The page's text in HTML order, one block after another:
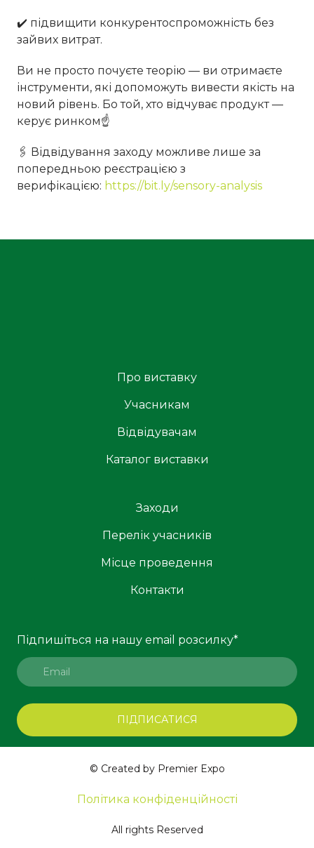
✔️ підвищити конкурентоспроможність без
зайвих витрат.
Ви не просто почуєте теорію — ви отримаєте
інструменти, які допоможуть вивести якість на
новий рівень. Бо той, хто відчуває продукт —
керує ринком☝
🖇 Відвідування заходу можливе лише за
попередньою реєстрацією з
верифікацією: https://bit.ly/sensory-analysis
Про виставку
Учасникам
Відвідувачам
Каталог виставки
Заходи
Перелік учасників
Місце проведення
Контакти
Підпишіться на нашу email розсилку*
ПІДПИСАТИСЯ
© Created by Premier Expo
Політика конфіденційності
All rights Reserved